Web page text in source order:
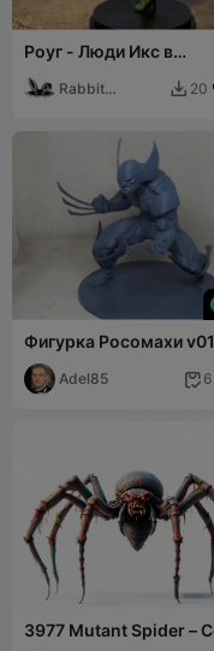
Роуг - Люди Икс в
Rabbit
 20
Фигурка Росомахи v01
Adel85  6
3977 Mutant Spider – Color